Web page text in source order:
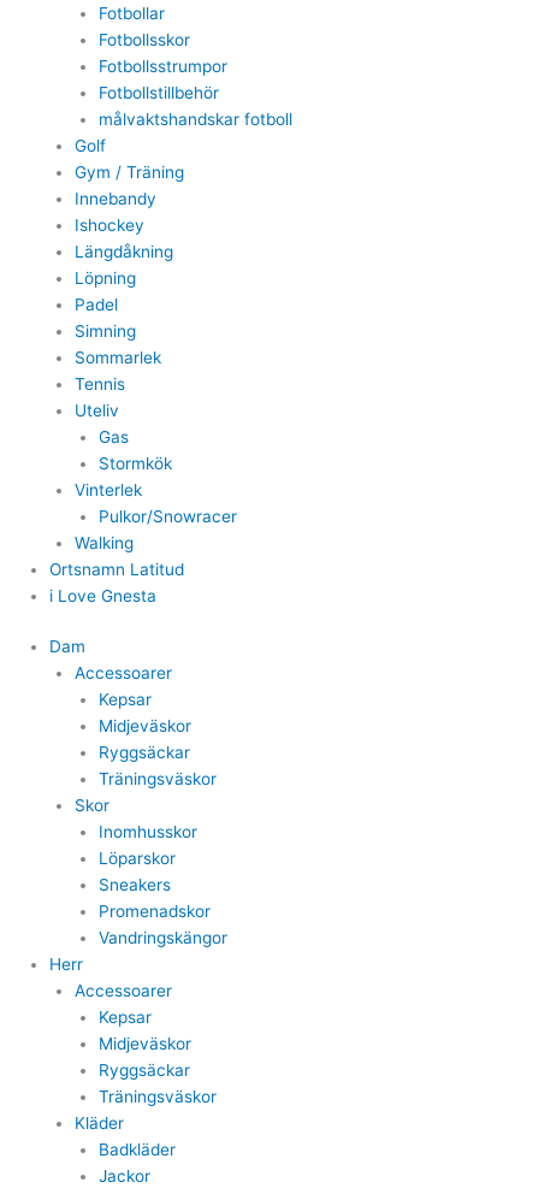
Fotbollar
Fotbollsskor
Fotbollsstrumpor
Fotbollstillbehör
målvaktshandskar fotboll
Golf
Gym / Träning
Innebandy
Ishockey
Längdåkning
Löpning
Padel
Simning
Sommarlek
Tennis
Uteliv
Gas
Stormkök
Vinterlek
Pulkor/Snowracer
Walking
Ortsnamn Latitud
i Love Gnesta
Dam
Accessoarer
Kepsar
Midjeväskor
Ryggsäckar
Träningsväskor
Skor
Inomhusskor
Löparskor
Sneakers
Promenadskor
Vandringskängor
Herr
Accessoarer
Kepsar
Midjeväskor
Ryggsäckar
Träningsväskor
Kläder
Badkläder
Jackor